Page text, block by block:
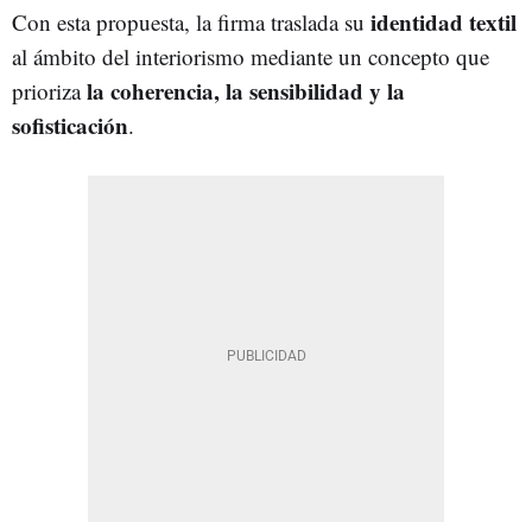
Con esta propuesta, la firma traslada su identidad textil
al ámbito del interiorismo mediante un concepto que
priorizala coherencia, la sensibilidad y la
sofisticación.